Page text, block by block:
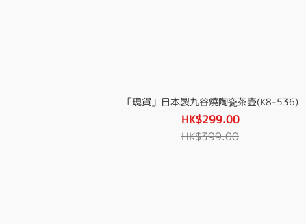
「現貨」日本製九谷燒陶瓷茶壺(K8-536)
HK$299.00
HK$399.00